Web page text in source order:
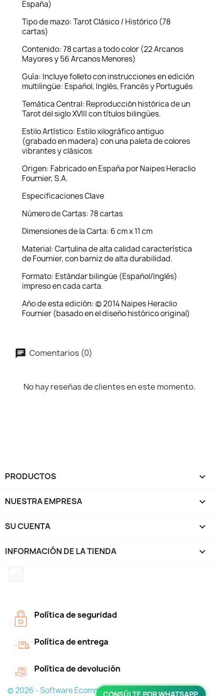
España)
Tipo de mazo: Tarot Clásico / Histórico (78
cartas)
Contenido: 78 cartas a todo color (22 Arcanos
Mayores y 56 Arcanos Menores)
Guía: Incluye folleto con instrucciones en edición
multilingüe: Español, Inglés, Francés y Portugués
Temática Central: Reproducción histórica de un
Tarot del siglo XVIII con títulos bilingües.
Estilo Artístico: Estilo xilográfico antiguo
(grabado en madera) con una paleta de colores
vibrantes y clásicos
Origen: Fabricado en España por Naipes Heraclio
Fournier, S.A.
Especificaciones Clave
Número de Cartas: 78 cartas
Dimensiones de la Carta: 6 cm x 11 cm
Material: Cartulina de alta calidad característica
de Fournier, con barniz de alta durabilidad.
Formato: Estándar bilingüe (Español/Inglés)
impreso en cada carta.
Año de esta edición: © 2014 Naipes Heraclio
Fournier (basado en el diseño histórico original)
Comentarios (0)
No hay reseñas de clientes en este momento.
PRODUCTOS 
NUESTRA EMPRESA 
SU CUENTA 
INFORMACIÓN DE LA TIENDA keyboard_arrow_down
Política de seguridad
Política de entrega
Política de devolución
© 2026 - Software Ecommerce desarrollado por